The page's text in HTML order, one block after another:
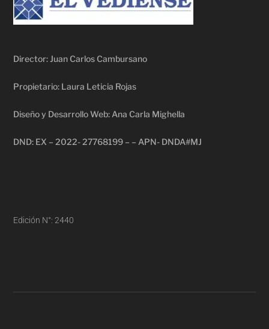
Director: Juan Carlos Cambursano
Propietario: Laura Leticia Rojas
Diseño y Desarrollo Web: Ana Carla Mighella
DND: EX – 2022- 27768199 – – APN- DNDA#MJ
Edición N°: 2440